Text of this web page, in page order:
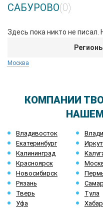
САБУРОВО(0)
Здесь пока никто не
Москва
КОМПАНИИ
Владивосток
Екатеринбург
Калининград
Красноярск
Новосибирск
Рязань
Тверь
Тула
Уфа